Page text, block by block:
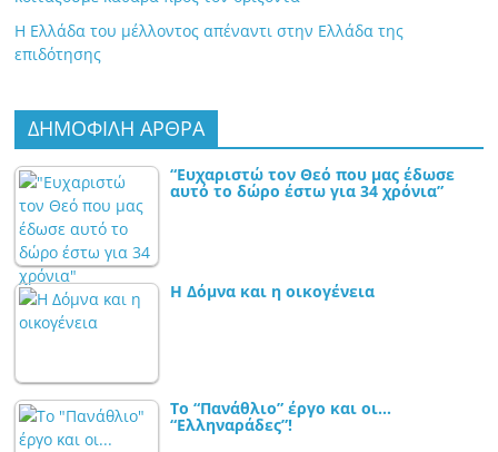
Η Ελλάδα του μέλλοντος απέναντι στην Ελλάδα της
επιδότησης
ΔΗΜΟΦΙΛΗ ΑΡΘΡΑ
“Ευχαριστώ τον Θεό που μας έδωσε
αυτό το δώρο έστω για 34 χρόνια”
Η Δόμνα και η οικογένεια
Το “Πανάθλιο” έργο και οι…
“Ελληναράδες”!